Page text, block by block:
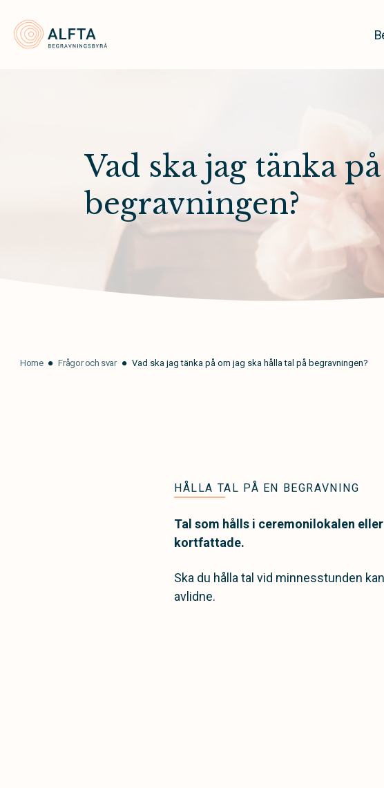
Vad ska jag tänka
begravningen?
Home Frågor och svar Vad ska jag tänka på om jag ska hålla tal på begravningen?
HÅLLA TAL PÅ EN BEGRAVNING
Tal som hålls i ceremonilokalen
kortfattade.
Ska du hålla tal vid minnesstunden
avlidne.